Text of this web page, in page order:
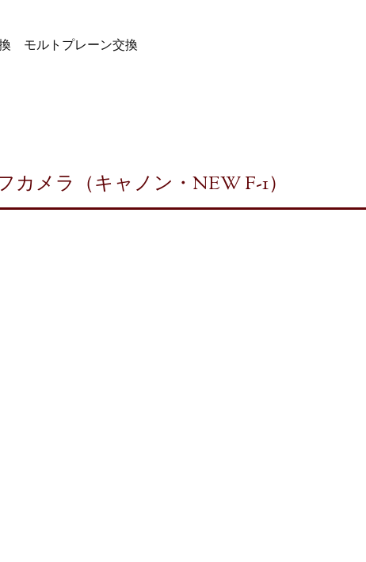
モルトプレーン交換
カメラ（キャノン・NEW F-1）